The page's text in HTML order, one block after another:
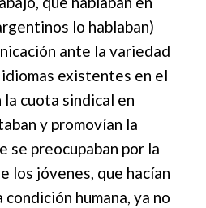
lo hablaban)
ante la variedad
existentes en el
cuota sindical en
y promovían la
se preocupaban por la
los jóvenes, que hacían
humana, ya no